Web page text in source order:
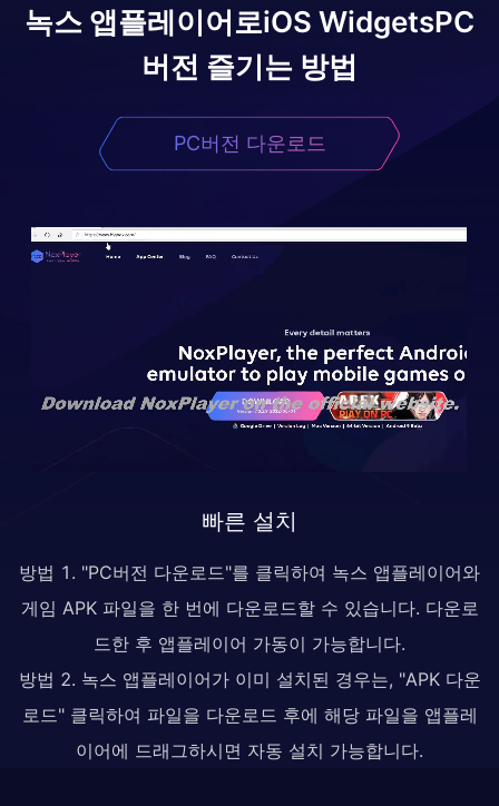
녹스 앱플레이어로iOS WidgetsPC
버전 즐기는 방법
PC버전 다운로드
빠른 설치
방법 1. "PC버전 다운로드"를 클릭하여 녹스 앱플레이어와
게임 APK 파일을 한 번에 다운로드할 수 있습니다. 다운로
드한 후 앱플레이어 가동이 가능합니다.
방법 2. 녹스 앱플레이어가 이미 설치된 경우는, "APK 다운
로드" 클릭하여 파일을 다운로드 후에 해당 파일을 앱플레
이어에 드래그하시면 자동 설치 가능합니다.